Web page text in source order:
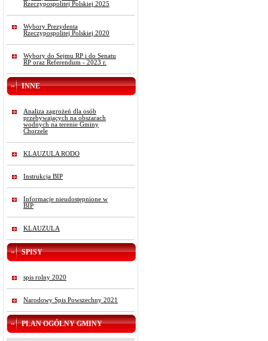
Rzeczypospolitej Polskiej 2025
Wybory Prezydenta
Rzeczypospolitej Polskiej 2020
Wybory do Sejmu RP i do Senatu
RP oraz Referendum - 2023 r.
INNE
Analiza zagrożeń dla osób
przebywających na obszarach
wodnych na terenie Gminy
Chorzele
KLAUZULA RODO
Instrukcja BIP
Informacje nieudostępnione w
BIP
KLAUZULA
SPISY
spis rolny 2020
Narodowy Spis Powszechny 2021
PLAN OGÓLNY GMINY